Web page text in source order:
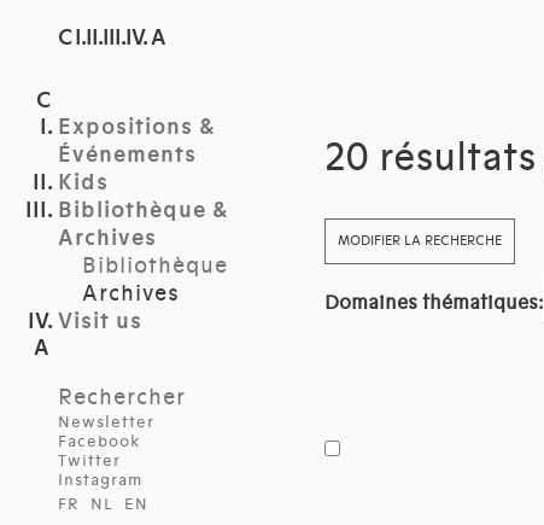
C I.II.III.IV. A
Expositions &
Événements
Kids
Bibliothèque &
Archives
Bibliothèque
Archives
Visit us
Rechercher
Newsletter
Facebook
Twitter
Instagram
FR
NL EN
20 résultats
MODIFIER LA RECHERCHE
Domaines thématiques: